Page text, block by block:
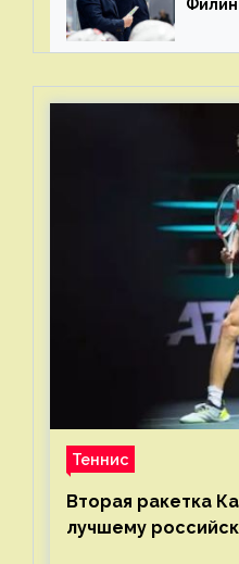
Филин
стали
Теннис
Вторая ракетка
лучшему